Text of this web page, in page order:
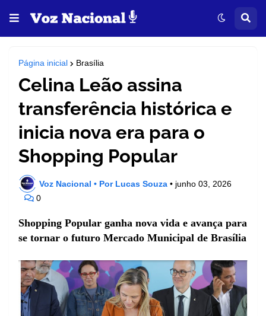
Página inicial Brasília
Celina Leão assina
transferência histórica e
inicia nova era para o
Shopping Popular
Voz Nacional • Por Lucas Souza • junho 03, 2026
0
Shopping Popular ganha nova vida e avança para
se tornar o futuro Mercado Municipal de Brasília